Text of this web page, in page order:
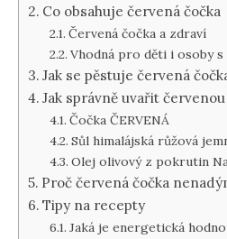
Co obsahuje červená čočka
Červená čočka a zdraví
Vhodná pro děti i osoby
Jak se pěstuje červená
Jak správně uvařit červenou
Čočka ČERVENÁ
Sůl himalájská růžová
Olej olivový z pokrutin
Proč červená čočka
Tipy na recepty
Jaká je energetická